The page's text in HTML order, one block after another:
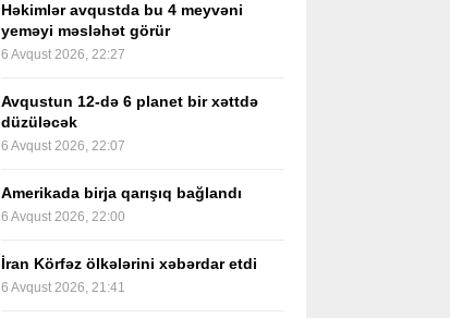
Həkimlər avqustda bu 4 meyvəni
yeməyi məsləhət görür
6 Avqust 2026, 22:27
Avqustun 12-də 6 planet bir xəttdə
düzüləcək
6 Avqust 2026, 22:07
Amerikada birja qarışıq bağlandı
6 Avqust 2026, 22:00
İran Körfəz ölkələrini xəbərdar etdi
6 Avqust 2026, 21:41